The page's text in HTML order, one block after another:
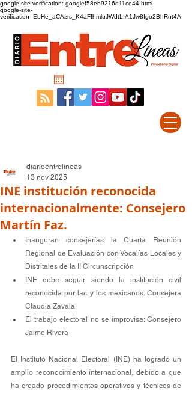
google-site-verification: googlef58eb9216d11ce44.html
google-site-
verification=EbHe_aCAzrs_K4aFIhmluJWdtLIA1Jw8Igo2BhRnt4A
INE institución reconocida
internacionalmente: Consejero
Martín Faz.
diarioentrelineas
13 nov 2025
Inauguran consejerías la Cuarta Reunión
Regional de Evaluación con Vocalías Locales y
Distritales de la II Circunscripción
INE debe seguir siendo la institución civil
reconocida por las y los mexicanos: Consejera
Claudia Zavala
El trabajo electoral no se improvisa: Consejero
Jaime Rivera
El Instituto Nacional Electoral (INE) ha logrado un
amplio reconocimiento internacional, debido a que
ha creado procedimientos operativos y técnicos de